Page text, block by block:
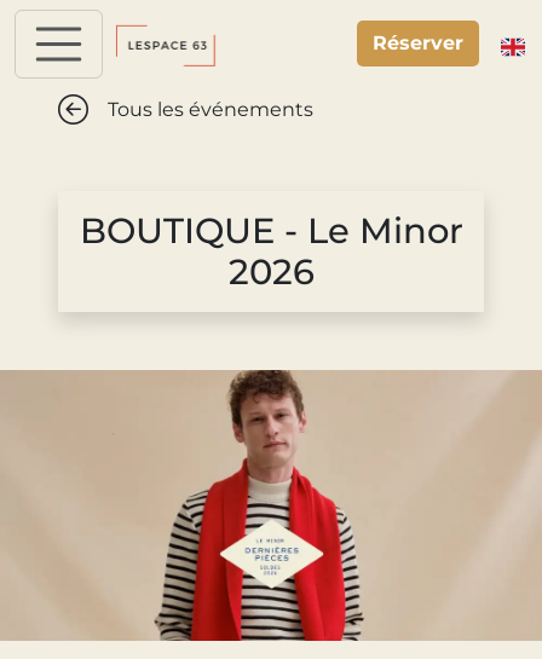
Panneau de gestion des cookies
Réserver
Tous les événements
BOUTIQUE - Le Minor
2026